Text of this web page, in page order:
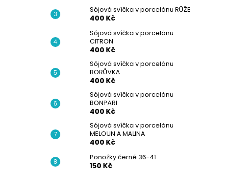
Sójová svíčka v porcelánu RŮŽE
400 Kč
Sójová svíčka v porcelánu
CITRON
400 Kč
Sójová svíčka v porcelánu
BORŮVKA
400 Kč
Sójová svíčka v porcelánu
BONPARI
400 Kč
Sójová svíčka v porcelánu
MELOUN A MALINA
400 Kč
Ponožky černé 36-41
150 Kč